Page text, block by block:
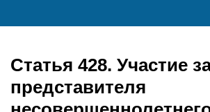
Статья 428. Участие
представителя